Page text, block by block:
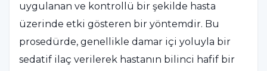
uygulanan ve kontrollü bir şekilde hasta
üzerinde etki gösteren bir yöntemdir. Bu
prosedürde, genellikle damar içi yoluyla bir
sedatif ilaç verilerek hastanın bilinci hafif bir